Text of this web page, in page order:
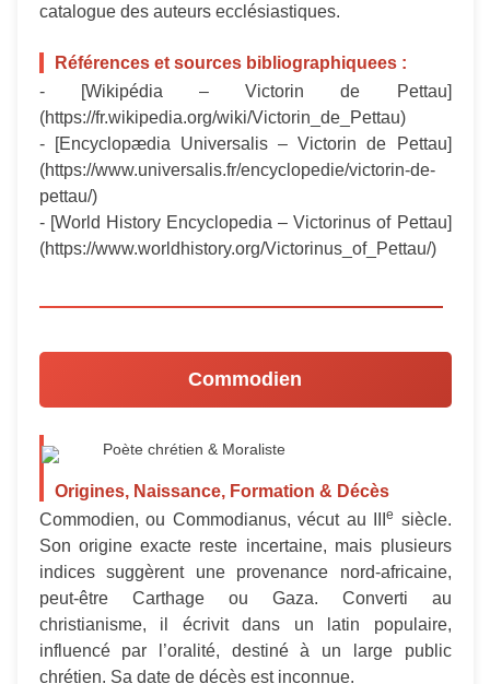
catalogue des auteurs ecclésiastiques.
Références et sources bibliographiquees :
- [Wikipédia – Victorin de Pettau]
(https://fr.wikipedia.org/wiki/Victorin_de_Pettau)
- [Encyclopædia Universalis – Victorin de Pettau]
(https://www.universalis.fr/encyclopedie/victorin-de-
pettau/)
- [World History Encyclopedia – Victorinus of Pettau]
(https://www.worldhistory.org/Victorinus_of_Pettau/)
Commodien
Poète chrétien & Moraliste
Origines, Naissance, Formation & Décès
Commodien, ou Commodianus, vécut au III
e siècle.
Son origine exacte reste incertaine, mais plusieurs
indices suggèrent une provenance nord-africaine,
peut-être Carthage ou Gaza. Converti au
christianisme, il écrivit dans un latin populaire,
influencé par l’oralité, destiné à un large public
chrétien. Sa date de décès est inconnue.